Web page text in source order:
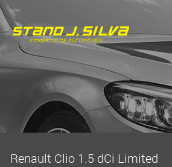
Renault Clio 1.5 dCi Limited